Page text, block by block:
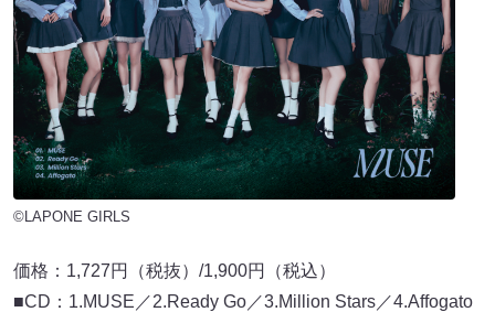
©LAPONE GIRLS
価格：1,727円（税抜）/1,900円（税込）
■CD：1.MUSE／2.Ready Go／3.Million Stars／4.Affogato